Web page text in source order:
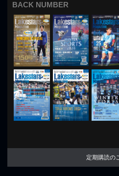
BACK NUMBER
定期購読の